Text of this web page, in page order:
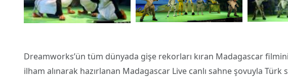
Dreamworks’ün tüm dünyada gişe rekorları kıran Madagascar
ilham alınarak hazırlanan Madagascar Live canlı sahne şovuyla